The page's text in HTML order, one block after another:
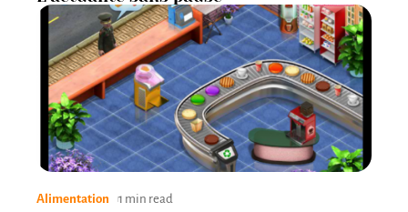
Alimentation 1 min read